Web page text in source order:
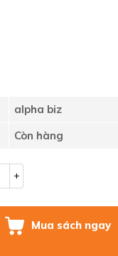
alpha biz
Còn hàng
+
Mua sách ngay